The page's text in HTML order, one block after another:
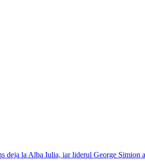
deja la Alba Iulia, iar liderul George Simion